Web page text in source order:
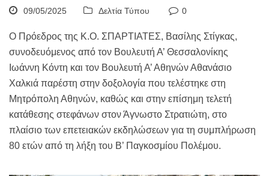
09/05/2025 Δελτία Τύπου 0
Ο Πρόεδρος της Κ.Ο. ΣΠΑΡΤΙΑΤΕΣ, Βασίλης Στίγκας,
συνοδευόμενος από τον Βουλευτή Α’ Θεσσαλονίκης
Ιωάννη Κόντη και τον Βουλευτή Α’ Αθηνών Αθανάσιο
Χαλκιά παρέστη στην δοξολογία που τελέστηκε στη
Μητρόπολη Αθηνών, καθώς και στην επίσημη τελετή
κατάθεσης στεφάνων στον Άγνωστο Στρατιώτη, στο
πλαίσιο των επετειακών εκδηλώσεων για τη συμπλήρωση
80 ετών από τη λήξη του Β’ Παγκοσμίου Πολέμου.